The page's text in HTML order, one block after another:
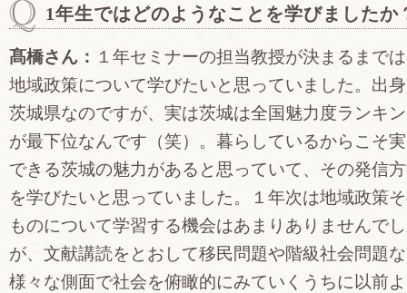
1年生ではどのようなことを学びましたか
髙橋さん： １年セミナーの担当教授が決まるまで
地域政策について学びたいと思っていました。出
茨城県なのですが、実は茨城は全国魅力度ランキ
が最下位なんです（笑）。暮らしているからこそ
できる茨城の魅力があると思っていて、その発信
を学びたいと思っていました。１年次は地域政策
ものについて学習する機会はあまりありませんで
が、文献講読をとおして移民問題や階級社会問題
様々な側面で社会を俯瞰的にみていくうちに以前